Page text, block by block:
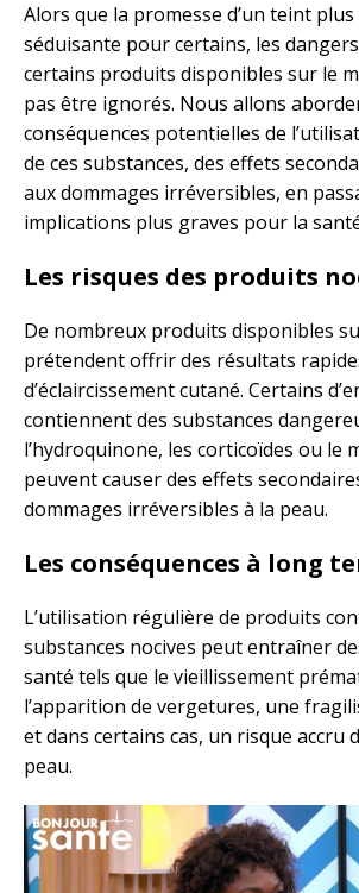
Alors que la promesse d’un teint
séduisante pour certains, les
certains produits disponibles sur le
pas être ignorés. Nous allons
conséquences potentielles de
de ces substances, des effets
aux dommages irréversibles, en
implications plus graves pour la
Les risques des produits
De nombreux produits disponibles
prétendent offrir des résultats
d’éclaircissement cutané. Certains
contiennent des substances
l’hydroquinone, les corticoïdes ou le
peuvent causer des effets
dommages irréversibles à la peau.
Les conséquences à long
L’utilisation régulière de produits
substances nocives peut entraîner
santé tels que le vieillissement
l’apparition de vergetures, une
et dans certains cas, un risque accru
peau.